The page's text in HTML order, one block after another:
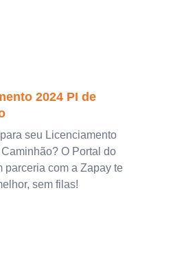
2024 PI de
seu Licenciamento
O Portal do
parceria com a Zapay te
sem filas!